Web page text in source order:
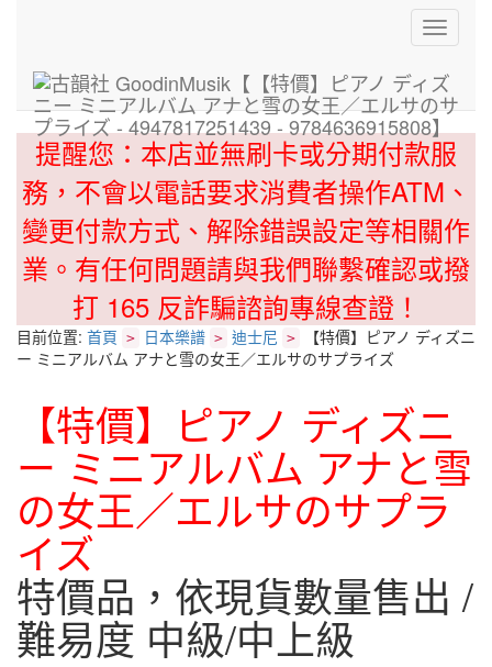
Toggle
提醒您：本店並無刷卡或分期付款服
務，不會以電話要求消費者操作ATM、
變更付款方式、解除錯誤設定等相關作
業。有任何問題請與我們聯繫確認或撥
打 165 反詐騙諮詢專線查證！
目前位置: 首頁 > 日本樂譜 > 迪士尼 >
【特價】ピアノ ディズニ
ー ミニアルバム アナと雪の女王／エルサのサプライズ
【特價】ピアノ ディズニ
ー ミニアルバム アナと雪
の女王／エルサのサプラ
イズ
特價品，依現貨數量售出 /
難易度 中級/中上級